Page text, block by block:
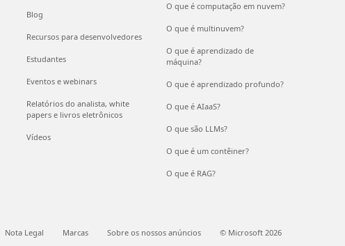
Blog
Recursos para desenvolvedores
Estudantes
Eventos e webinars
Relatórios do analista, white
papers e livros eletrônicos
Vídeos
O que é computação em nuvem?
O que é multinuvem?
O que é aprendizado de
máquina?
O que é aprendizado profundo?
O que é AIaaS?
O que são LLMs?
O que é um contêiner?
O que é RAG?
Nota Legal Marcas Sobre os nossos anúncios © Microsoft 2026